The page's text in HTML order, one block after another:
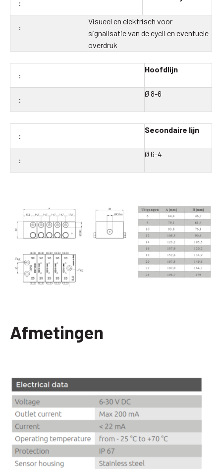
Visueel en elektrisch voor
signalisatie van de cycli en eventuele
overdruk
Hoofdlijn
Ø 8-6
Secondaire lijn
Ø 6-4
Afmetingen